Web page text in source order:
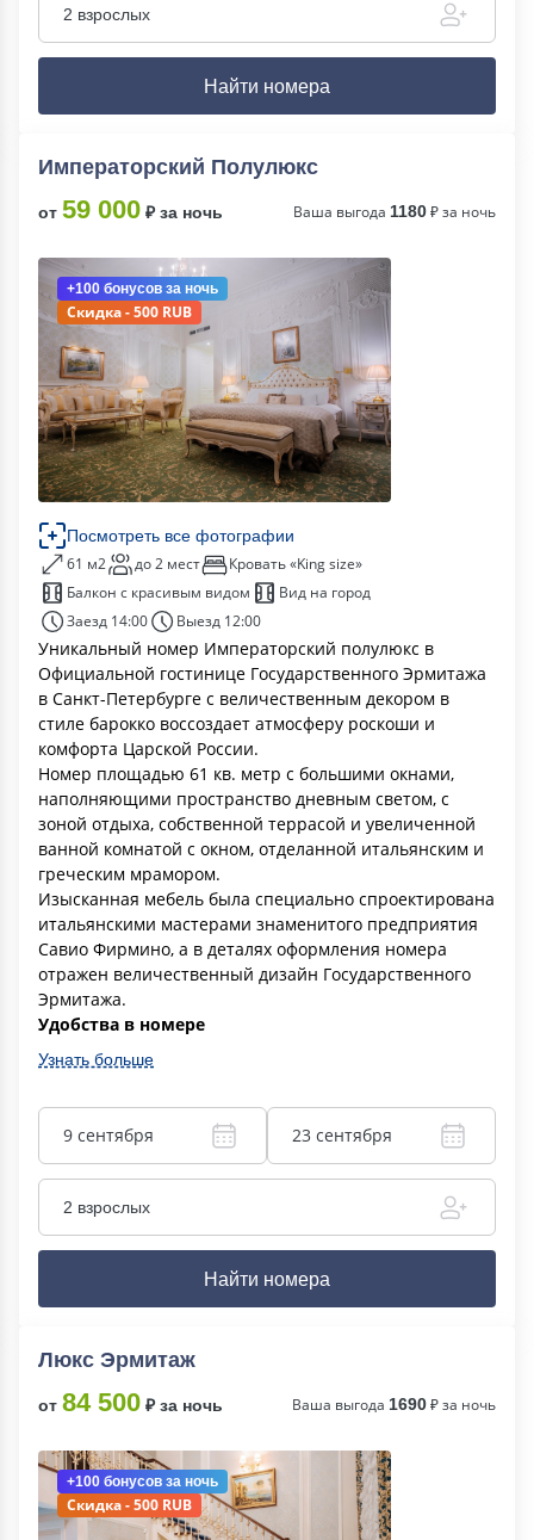
2 взрослых
Найти номера
Императорский Полулюкс
от 59 000 ₽ за ночь Ваша выгода 1180₽ за ночь
+100 бонусов за ночь
Скидка - 500 RUB
Посмотреть все фотографии
61 м2 до 2 мест
Кровать «King size»
Балкон с красивым видом
Вид на город
Заезд 14:00
Выезд 12:00
Уникальный номер Императорский полулюкс в
Официальной гостинице Государственного Эрмитажа
в Санкт-Петербурге с величественным декором в
стиле барокко воссоздает атмосферу роскоши и
комфорта Царской России.
Номер площадью 61 кв. метр с большими окнами,
наполняющими пространство дневным светом, с
зоной отдыха, собственной террасой и увеличенной
ванной комнатой с окном, отделанной итальянским и
греческим мрамором.
Изысканная мебель была специально спроектирована
итальянскими мастерами знаменитого предприятия
Савио Фирмино, а в деталях оформления номера
отражен величественный дизайн Государственного
Эрмитажа.
Удобства в номере
Узнать больше
9 сентября 23 сентября
2 взрослых
Найти номера
Люкс Эрмитаж
от 84 500 ₽ за ночь Ваша выгода 1690₽ за ночь
+100 бонусов за ночь
Скидка - 500 RUB